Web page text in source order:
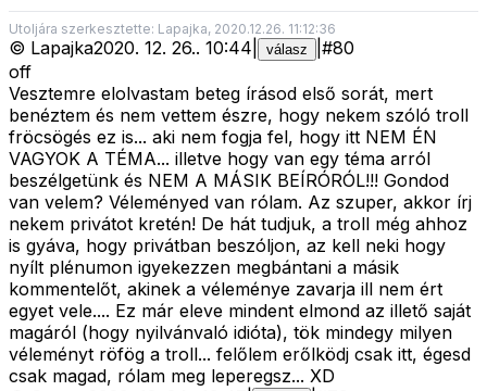
Utoljára szerkesztette: Lapajka, 2020.12.26. 11:12:36
© Lapajka2020. 12. 26.. 10:44 válasz #80
off
Vesztemre elolvastam beteg írásod első sorát, mert
benéztem és nem vettem észre, hogy nekem szóló troll
fröcsögés ez is... aki nem fogja fel, hogy itt NEM ÉN
VAGYOK A TÉMA... illetve hogy van egy téma arról
beszélgetünk és NEM A MÁSIK BEÍRÓRÓL!!! Gondod
van velem? Véleményed van rólam. Az szuper, akkor írj
nekem privátot kretén! De hát tudjuk, a troll még ahhoz
is gyáva, hogy privátban beszóljon, az kell neki hogy
nyílt plénumon igyekezzen megbántani a másik
kommentelőt, akinek a véleménye zavarja ill nem ért
egyet vele.... Ez már eleve mindent elmond az illető saját
magáról (hogy nyilvánvaló idióta), tök mindegy milyen
véleményt röfög a troll... felőlem erőlködj csak itt, égesd
csak magad, rólam meg leperegsz... XD